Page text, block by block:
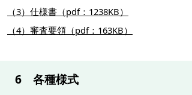
（3）仕様書（pdf：1238KB）
（4）審査要領（pdf：163KB）
6 各種様式